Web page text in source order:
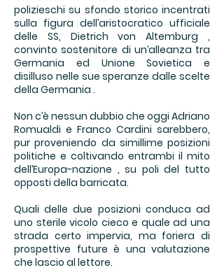
polizieschi su sfondo storico incentrati
sulla figura dell’aristocratico ufficiale
delle SS, Dietrich von Altemburg ,
convinto sostenitore di un’alleanza tra
Germania ed Unione Sovietica e
disilluso nelle sue speranze dalle scelte
della Germania .
Non c’è nessun dubbio che oggi Adriano
Romualdi e Franco Cardini sarebbero,
pur proveniendo da simillime posizioni
politiche e coltivando entrambi il mito
dell’Europa-nazione , su poli del tutto
opposti della barricata.
Quali delle due posizioni conduca ad
uno sterile vicolo cieco e quale ad una
strada certo impervia, ma foriera di
prospettive future è una valutazione
che lascio al lettore.